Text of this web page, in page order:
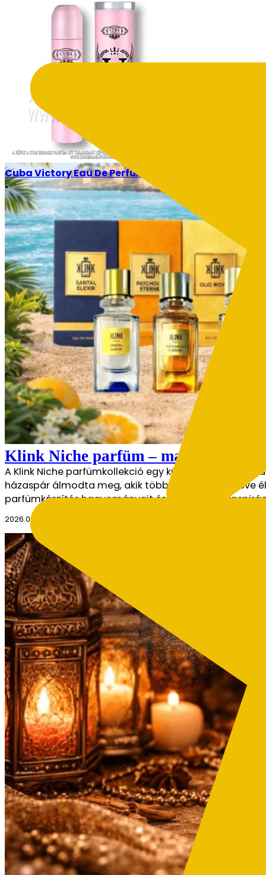
Cuba Victory Eau De Perfume 100ml
•
Legújabb cikkeink
Fedezd fel legfrissebb cikkeinket, tele
Klink Niche parfüm – marokkói
A Klink Niche parfümkollekció egy különleges
házaspár álmodta meg, akik több mint harminc éve
parfümkészítés hagyományait és az orientális
2026.07.28.